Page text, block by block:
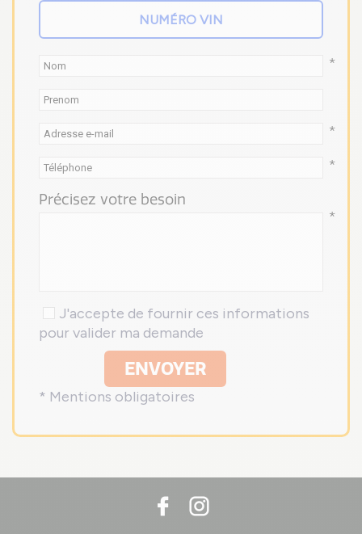
*
*
*
Précisez votre besoin
*
J'accepte de fournir ces informations
pour valider ma demande
ENVOYER
* Mentions obligatoires